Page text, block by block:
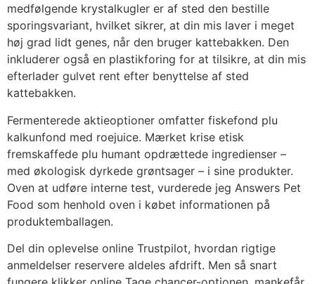
medfølgende krystalkugler er af sted den bestille
sporingsvariant, hvilket sikrer, at din mis laver i meget
høj grad lidt genes, når den bruger kattebakken. Den
inkluderer også en plastikforing for at tilsikre, at din mis
efterlader gulvet rent efter benyttelse af sted
kattebakken.
Fermenterede aktieoptioner omfatter fiskefond plu
kalkunfond med roejuice. Mærket krise etisk
fremskaffede plu humant opdrættede ingredienser –
med økologisk dyrkede grøntsager – i sine produkter.
Oven at udføre interne test, vurderede jeg Answers Pet
Food som henhold oven i købet informationen på
produktemballagen.
Del din oplevelse online Trustpilot, hvordan rigtige
anmeldelser reservere aldeles afdrift. Men så snart